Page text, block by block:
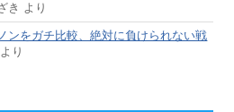
き より
ンをガチ比較、絶対に負けられない戦
より